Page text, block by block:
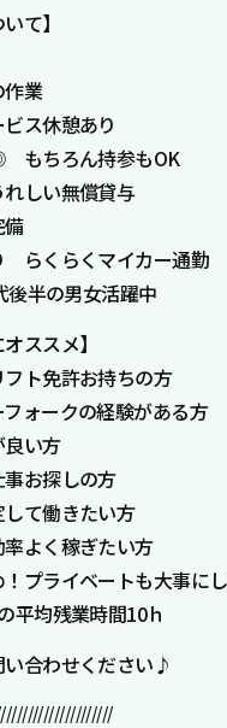
て】
作業
ビス休憩あり
もちろん持参もOK
れしい無償貸与
備
らくらくマイカー通勤
後半の男女活躍中
ススメ】
ト免許お持ちの方
フォークの経験がある方
良い方
事お探しの方
して働きたい方
率よく稼ぎたい方
！プライベートも大事に
平均残業時間10ｈ
い合わせください♪